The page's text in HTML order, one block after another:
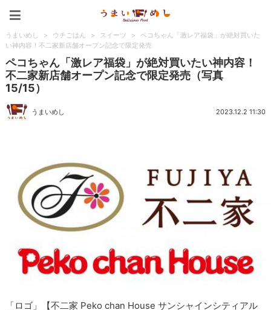
うまいめし > ウチごはん > スイーツ >
ペコちゃん「激レア福袋」が絶対買いた
い神内容！不二家新店舗オープン記念で限定発売
ペコちゃん「激レア福袋」が絶対買いたい神内容！
不二家新店舗オープン記念で限定発売（写真
15/15）
うまいめし 2023.12.2 11:30
「ロゴ」【不二家 Peko chan House サンシャインシティアル